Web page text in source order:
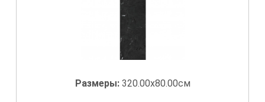
Размеры: 320.00x80.00см